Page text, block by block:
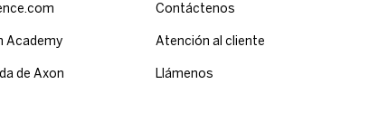
Academy
de Axon
Contáctenos
Atención al cliente
Llámenos